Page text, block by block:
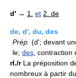
d' → 1. et 2. de
de, d', du, des
Prép. (d'; devant
le; des , contraction
rI./rLa préposition
nombreux à partir